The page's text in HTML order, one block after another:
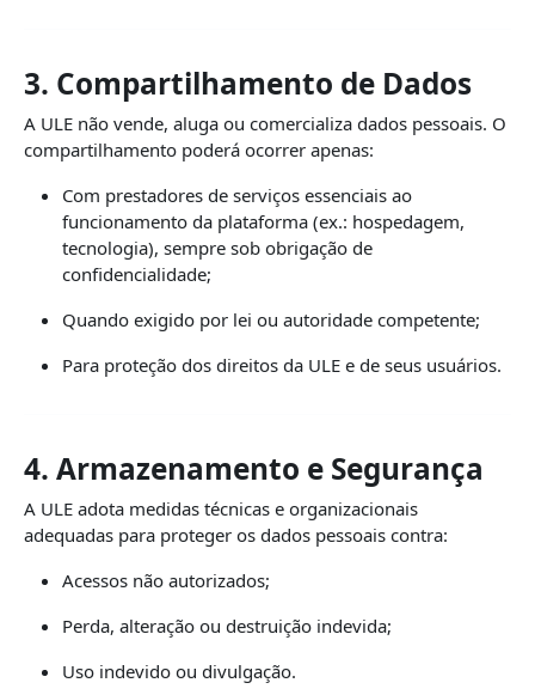
3. Compartilhamento de Dados
A ULE não vende, aluga ou comercializa dados pessoais. O
compartilhamento poderá ocorrer apenas:
Com prestadores de serviços essenciais ao
funcionamento da plataforma (ex.: hospedagem,
tecnologia), sempre sob obrigação de
confidencialidade;
Quando exigido por lei ou autoridade competente;
Para proteção dos direitos da ULE e de seus usuários.
4. Armazenamento e Segurança
A ULE adota medidas técnicas e organizacionais
adequadas para proteger os dados pessoais contra:
Acessos não autorizados;
Perda, alteração ou destruição indevida;
Uso indevido ou divulgação.